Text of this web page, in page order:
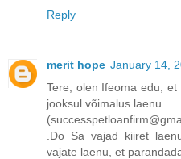
Reply
merit hope January 14,
Tere, olen Ifeoma edu,
jooksul võimalus laenu.
.Do Sa vajad kiiret
vajate laenu, et